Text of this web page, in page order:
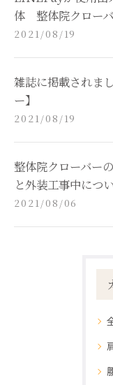
体 整体院クローバ
2021/08/19
雑誌に掲載されま
ー】
2021/08/19
整体院クローバー
と外装工事中につ
2021/08/06